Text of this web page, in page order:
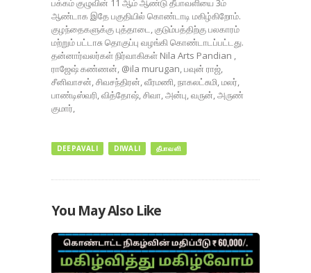
பக்கம் குழுவின் 11 ஆம் ஆண்டு தீபாவளியை 3ம்
ஆண்டாக இதே பகுதியில் கொண்டாடி மகிழ்கிறோம்.
குழந்தைகளுக்கு புத்தாடை, குடும்பத்திற்கு பலகாரம்
மற்றும் பட்டாசு தொகுப்பு வழங்கி கொண்டாடப்பட்டது.
தன்னார்வலர்கள் நிர்வாகிகள் Nila Arts Pandian ,
ராஜேஷ் கண்ணன், @ila murugan, பவுன் ராஜ்,
சீனிவாசன், சிவசந்திரன், வீரமணி, நாகலட்சுமி, மலர்,
பாண்டிஸ்வரி, வித்தோஷ், சிவா, அன்பு, வருன், அருண்
குமார்,
DEEPAVALI DIWALI தீபாவளி
You May Also Like